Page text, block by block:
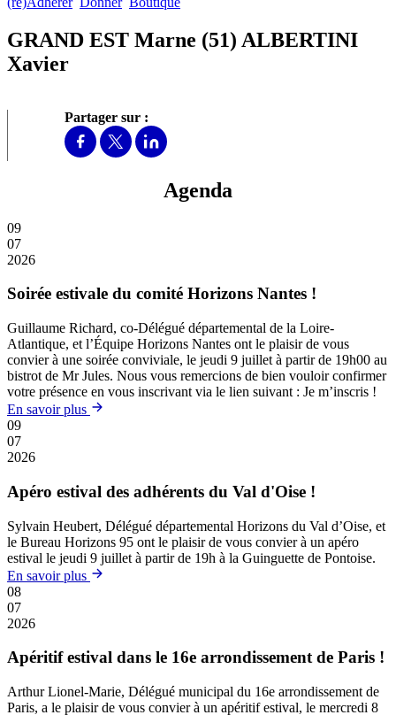
GRAND EST Marne (51) ALBERTINI
Xavier
Partager sur :
Agenda
09
07
2026
Soirée estivale du comité Horizons Nantes !
Guillaume Richard, co-Délégué départemental de la Loire-
Atlantique, et l’Équipe Horizons Nantes ont le plaisir de vous
convier à une soirée conviviale, le jeudi 9 juillet à partir de 19h00 au
bistrot de Mr Jules. Nous vous remercions de bien vouloir confirmer
votre présence en vous inscrivant via le lien suivant : Je m’inscris !
En savoir plus
09
07
2026
Apéro estival des adhérents du Val d'Oise !
Sylvain Heubert, Délégué départemental Horizons du Val d’Oise, et
le Bureau Horizons 95 ont le plaisir de vous convier à un apéro
estival le jeudi 9 juillet à partir de 19h à la Guinguette de Pontoise.
En savoir plus
08
07
2026
Apéritif estival dans le 16e arrondissement de Paris !
Arthur Lionel-Marie, Délégué municipal du 16e arrondissement de
Paris, a le plaisir de vous convier à un apéritif estival, le mercredi 8